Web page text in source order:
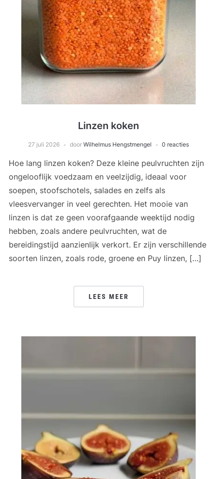
Linzen koken
27 juli 2026 door Wilhelmus Hengstmengel 0 reacties
Hoe lang linzen koken? Deze kleine peulvruchten zijn
ongelooflijk voedzaam en veelzijdig, ideaal voor
soepen, stoofschotels, salades en zelfs als
vleesvervanger in veel gerechten. Het mooie van
linzen is dat ze geen voorafgaande weektijd nodig
hebben, zoals andere peulvruchten, wat de
bereidingstijd aanzienlijk verkort. Er zijn verschillende
soorten linzen, zoals rode, groene en Puy linzen, […]
LEES MEER